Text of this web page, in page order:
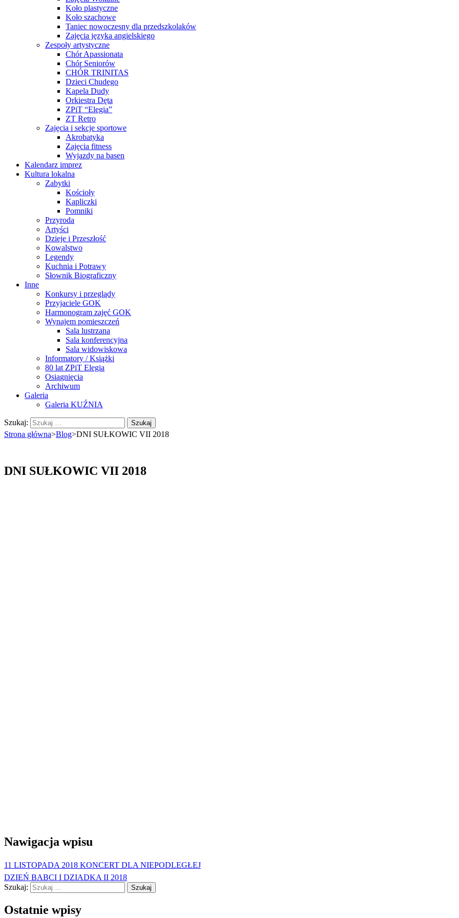
Koło plastyczne
Koło szachowe
Taniec nowoczesny dla przedszkolaków
Zajęcia języka angielskiego
Zespoły artystyczne
Chór Apassionata
Chór Seniorów
CHÓR TRINITAS
Dzieci Chudego
Kapela Dudy
Orkiestra Dęta
ZPiT “Elegia”
ZT Retro
Zajęcia i sekcje sportowe
Akrobatyka
Zajęcia fitness
Wyjazdy na basen
Kalendarz imprez
Kultura lokalna
Zabytki
Kościoły
Kapliczki
Pomniki
Przyroda
Artyści
Dzieje i Przeszłość
Kowalstwo
Legendy
Kuchnia i Potrawy
Słownik Biograficzny
Inne
Konkursy i przeglądy
Przyjaciele GOK
Harmonogram zajęć GOK
Wynajem pomieszczeń
Sala lustrzana
Sala konferencyjna
Sala widowiskowa
Informatory / Książki
80 lat ZPiT Elegia
Osiągnięcia
Archiwum
Galeria
Galeria KUŹNIA
Szukaj:
Strona główna>Blog>DNI SUŁKOWIC VII 2018
DNI SUŁKOWIC VII 2018
Nawigacja wpisu
11 LISTOPADA 2018 KONCERT DLA NIEPODLEGŁEJ
DZIEŃ BABCI I DZIADKA II 2018
Szukaj:
Ostatnie wpisy